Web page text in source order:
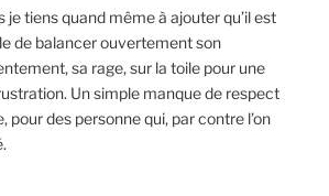
je tiens quand même à ajouter qu’il est
de balancer ouvertement son
sa rage, sur la toile pour une
Un simple manque de respect
pour des personne qui, par contre l’on